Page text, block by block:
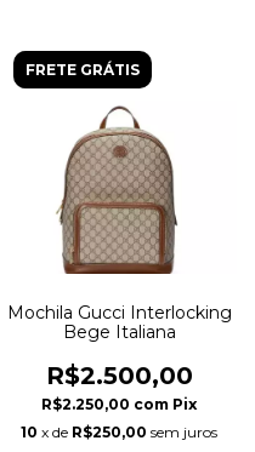
FRETE GRÁTIS
Mochila Gucci Interlocking
Bege Italiana
R$2.500,00
R$2.250,00 com Pix
10 x de R$250,00 sem juros